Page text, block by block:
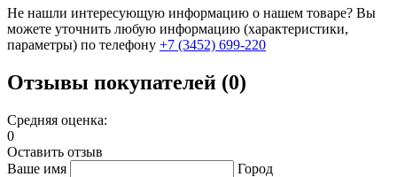
Не нашли интересующую информацию о нашем товаре? Вы
можете уточнить любую информацию (характеристики,
параметры) по телефону +7 (3452) 699-220
Отзывы покупателей (0)
Средняя оценка:
0
Оставить отзыв
Ваше имя
Город